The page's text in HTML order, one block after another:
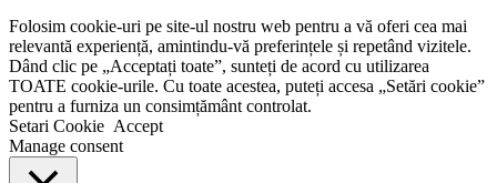
Folosim cookie-uri pe site-ul nostru web pentru a vă oferi cea mai
relevantă experiență, amintindu-vă preferințele și repetând vizitele.
Dând clic pe „Acceptați toate”, sunteți de acord cu utilizarea
TOATE cookie-urile. Cu toate acestea, puteți accesa „Setări cookie”
pentru a furniza un consimțământ controlat.
Setari Cookie Accept
Manage consent